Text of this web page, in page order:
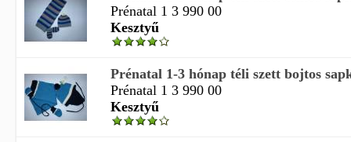
Prénatal 1 3 990 00
Kesztyű
Prénatal 1-3 hónap téli szett bojtos
Prénatal 1 3 990 00
Kesztyű